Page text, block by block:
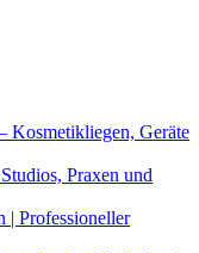
Kosmetikliegen, Geräte
Praxen und
| Professioneller